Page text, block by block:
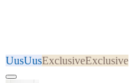
UusUusExclusiveExclusive